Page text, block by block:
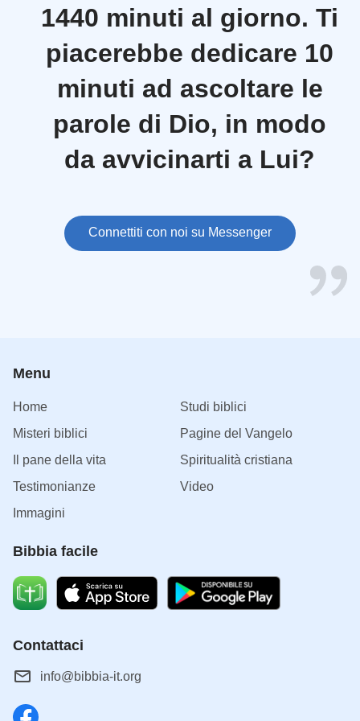
avea dato a Mosè, Aaronne lo depose dinanzi alla
Testimonianza, perché fosse conservato. E i figliuoli
d'Israele mangiarono la manna per quarant'anni,
finché arrivarono in paese abitato; mangiarono la
Canaan. Or l'omer è la decima parte dell'efa.
1440 minuti al giorno. Ti
piacerebbe dedicare 10
minuti ad ascoltare le
parole di Dio, in modo
da avvicinarti a Lui?
Connettiti con noi su Messenger
Menu
Home
Studi biblici
Misteri biblici
Pagine del Vangelo
Il pane della vita
Spiritualità cristiana
Testimonianze
Video
Immagini
Bibbia facile
Contattaci
info@bibbia-it.org